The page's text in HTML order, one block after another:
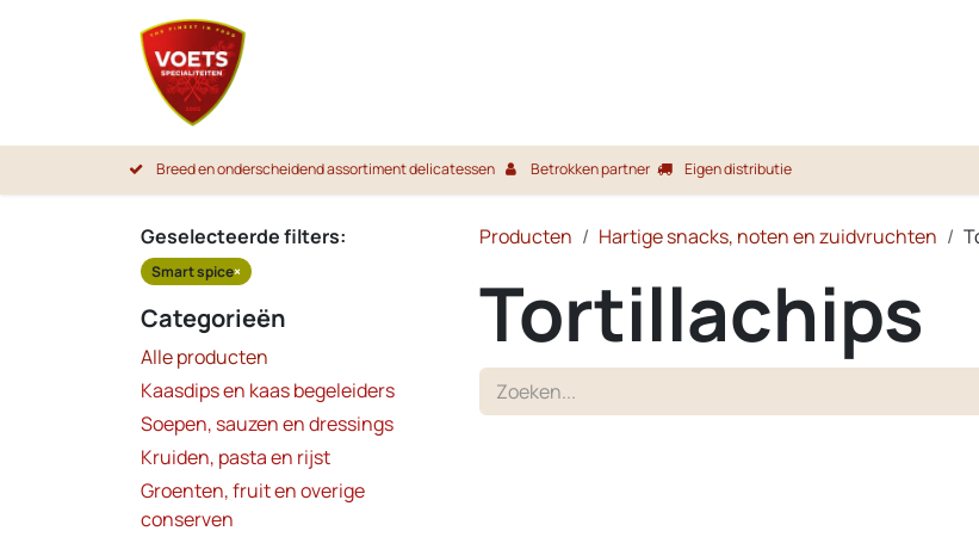
Overslaan naar inhoud
Breed en onderscheidend assortiment delicatessen Betrokken partner Eigen distributie
Geselecteerde filters:
Smart spice×
Categorieën
Alle producten
Kaasdips en kaas begeleiders
Soepen, sauzen en dressings
Kruiden, pasta en rijst
Groenten, fruit en overige
conserven
Producten Hartige snacks, noten en zuidvruchten
Tortillachips